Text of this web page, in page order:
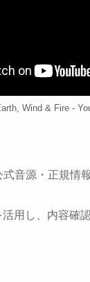
Wind & Fire -
音源・正規情
用し、内容確